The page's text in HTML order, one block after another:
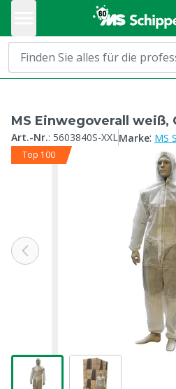
MS Einwegoverall weiß,
Art.-Nr.: 5603840S-XXLMarke: MS
Top 100